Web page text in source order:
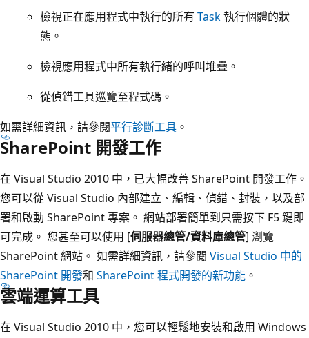
檢視正在應用程式中執行的所有 Task執行個體的狀
態。
檢視應用程式中所有執行緒的呼叫堆疊。
從偵錯工具巡覽至程式碼。
如需詳細資訊，請參閱平行診斷工具 。
SharePoint 開發工作
在 Visual Studio 2010 中，已大幅改善 SharePoint 開發工作。
您可以從 Visual Studio 內部建立、編輯、偵錯、封裝，以及部
署和啟動 SharePoint 專案。 網站部署簡單到只需按下 F5 鍵即
可完成。 您甚至可以使用 [伺服器總管/資料庫總管] 瀏覽
SharePoint 網站。 如需詳細資訊，請參閱 Visual Studio 中的
SharePoint 開發和 SharePoint 程式開發的新功能 。
雲端運算工具
在 Visual Studio 2010 中，您可以輕鬆地安裝和啟用 Windows